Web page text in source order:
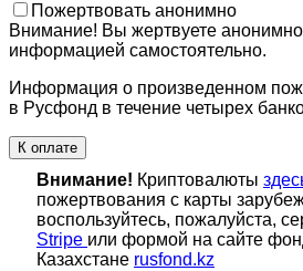
Пожертвовать анонимно
Внимание! Вы жертвуете
информацией самостоятельно.
Информация о произведенном
в Русфонд в течение четырех
К оплате
Внимание! Криптовалюты
пожертвования с карты
воспользуйтесь, пожалуйста,
Stripe или формой на сайте
Казахстане rusfond.kz